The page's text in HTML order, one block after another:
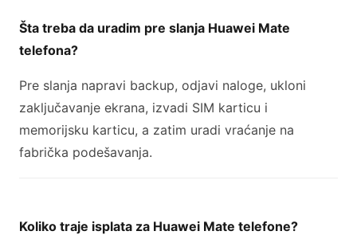
Šta treba da uradim pre slanja Huawei Mate
telefona?
Pre slanja napravi backup, odjavi naloge, ukloni
zaključavanje ekrana, izvadi SIM karticu i
memorijsku karticu, a zatim uradi vraćanje na
fabrička podešavanja.
Koliko traje isplata za Huawei Mate telefone?